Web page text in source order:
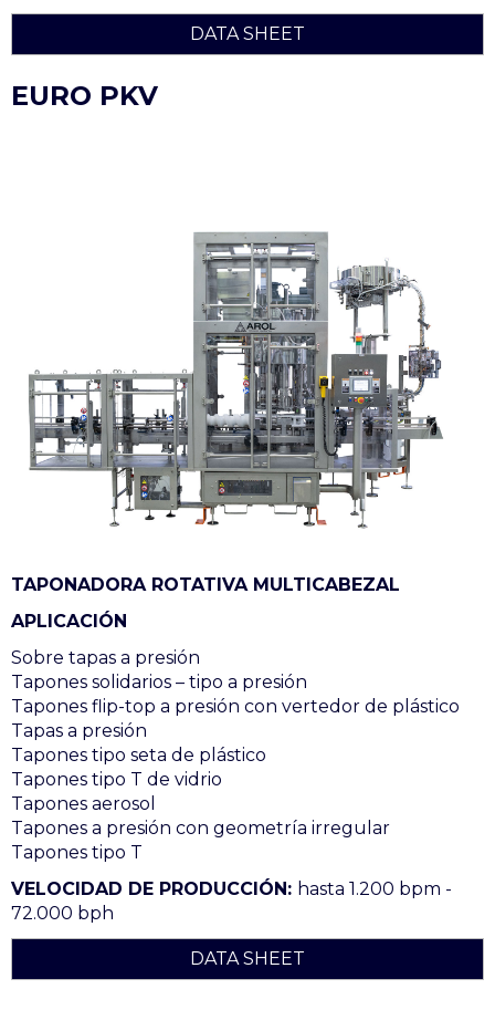
DATA SHEET
EURO PKV
TAPONADORA ROTATIVA MULTICABEZAL
APLICACIÓN
Sobre tapas a presión
Tapones solidarios – tipo a presión
Tapones flip-top a presión con vertedor de plástico
Tapas a presión
Tapones tipo seta de plástico
Tapones tipo T de vidrio
Tapones aerosol
Tapones a presión con geometría irregular
Tapones tipo T
VELOCIDAD DE PRODUCCIÓN: hasta 1.200 bpm -
72.000 bph
DATA SHEET